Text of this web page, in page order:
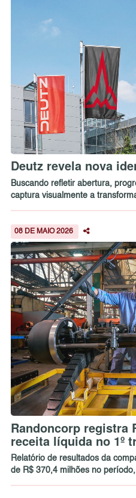
Deutz revela nova
Buscando refletir abertura,
captura visualmente a
08 DE MAIO 2026
Randoncorp registra
receita líquida no 1º
Relatório de resultados da
de R$ 370,4 milhões no